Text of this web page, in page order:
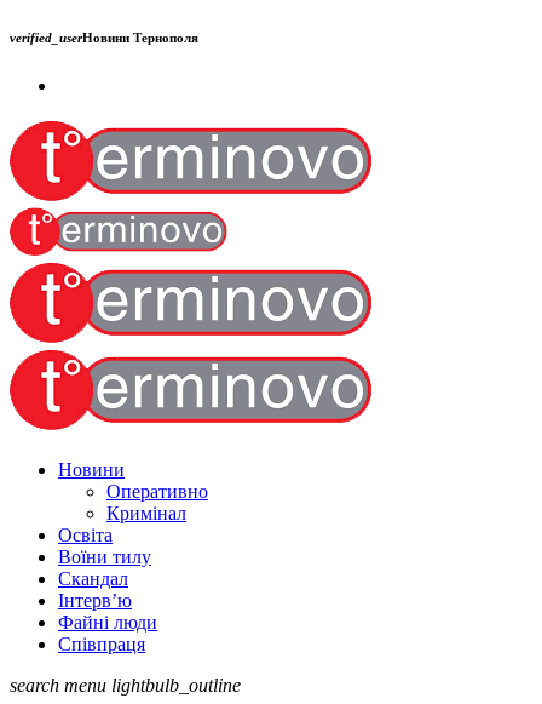
verified_userНовини Тернополя
Новини
Оперативно
Кримінал
Освіта
Воїни тилу
Скандал
Інтерв’ю
Файні люди
Співпраця
search menu lightbulb_outline